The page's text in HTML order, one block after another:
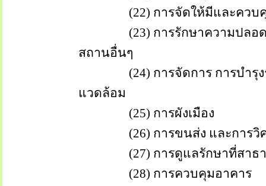
(22) การจัดให้มีและควบคุ
(23) การรักษาความปลอดภัย
สถานอื่นๆ
(24) การจัดการ การบำรุงรัก
แวดล้อม
(25) การผังเมือง
(26) การขนส่ง และการวิศว
(27) การดูแลรักษาที่สาธ
(28) การควบคุมอาคาร